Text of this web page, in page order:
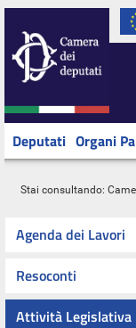
Deputati Organi
Stai consultando:
Agenda dei Lavori
Resoconti
Attività Legislativa